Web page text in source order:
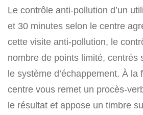
Le contrôle anti-pollution d’un
et 30 minutes selon le centre
cette visite anti-pollution, le
nombre de points limité, centrés
le système d’échappement. À la
centre vous remet un procès-
le résultat et appose un timbre